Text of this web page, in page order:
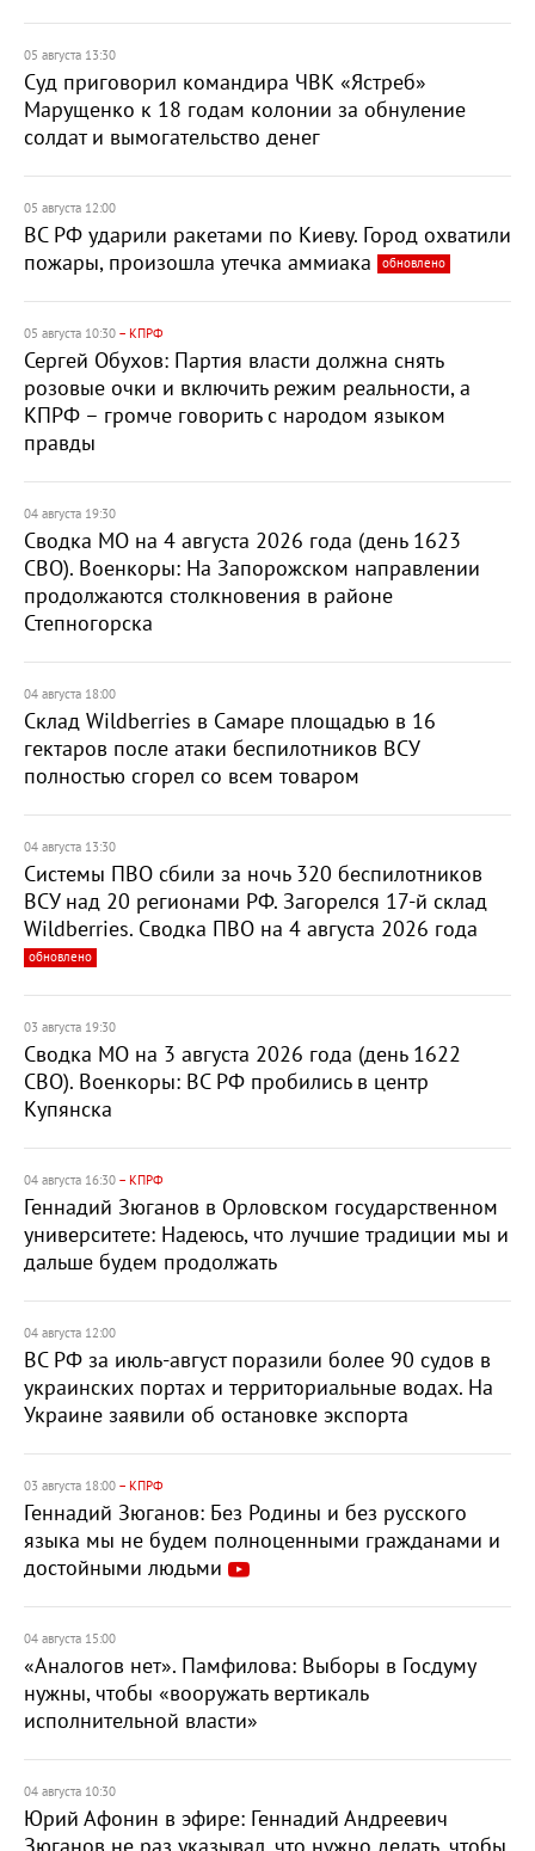
05 августа 13:30
Суд приговорил командира ЧВК «Ястреб»
Марущенко к 18 годам колонии за обнуление
солдат и вымогательство денег
05 августа 12:00
ВС РФ ударили ракетами по Киеву. Город охватили
пожары, произошла утечка аммиака
обновлено
05 августа 10:30 – КПРФ
Сергей Обухов: Партия власти должна снять
розовые очки и включить режим реальности, а
КПРФ – громче говорить с народом языком
правды
04 августа 19:30
Сводка МО на 4 августа 2026 года (день 1623
СВО). Военкоры: На Запорожском направлении
продолжаются столкновения в районе
Степногорска
04 августа 18:00
Склад Wildberries в Самаре площадью в 16
гектаров после атаки беспилотников ВСУ
полностью сгорел со всем товаром
04 августа 13:30
Системы ПВО сбили за ночь 320 беспилотников
ВСУ над 20 регионами РФ. Загорелся 17-й склад
Wildberries. Сводка ПВО на 4 августа 2026 года
обновлено
03 августа 19:30
Сводка МО на 3 августа 2026 года (день 1622
СВО). Военкоры: ВС РФ пробились в центр
Купянска
04 августа 16:30 – КПРФ
Геннадий Зюганов в Орловском государственном
университете: Надеюсь, что лучшие традиции мы и
дальше будем продолжать
04 августа 12:00
ВС РФ за июль-август поразили более 90 судов в
украинских портах и территориальные водах. На
Украине заявили об остановке экспорта
03 августа 18:00 – КПРФ
Геннадий Зюганов: Без Родины и без русского
языка мы не будем полноценными гражданами и
достойными людьми
04 августа 15:00
«Аналогов нет». Памфилова: Выборы в Госдуму
нужны, чтобы «вооружать вертикаль
исполнительной власти»
04 августа 10:30
Юрий Афонин в эфире: Геннадий Андреевич